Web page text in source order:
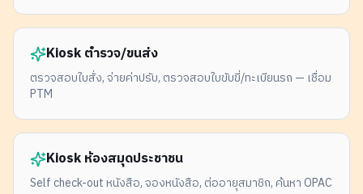
Kiosk ตำรวจ/ขนส่ง
ตรวจสอบใบสั่ง, จ่ายค่าปรับ, ตรวจสอบใบขับขี่/ทะเบียนรถ — เชื่อม
PTM
Kiosk ห้องสมุดประชาชน
Self check-out หนังสือ, จองหนังสือ, ต่ออายุสมาชิก, ค้นหา OPAC